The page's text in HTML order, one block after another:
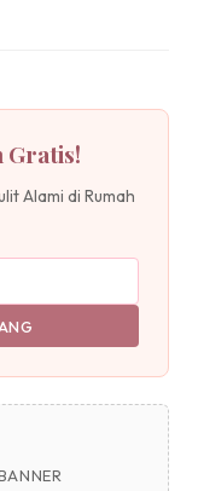
Gratis!
Alami di Rumah